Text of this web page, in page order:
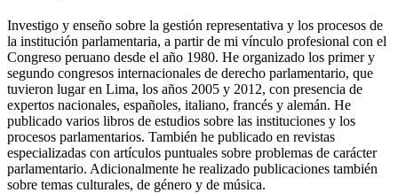
Investigo y enseño sobre la gestión representativa y los procesos de
la institución parlamentaria, a partir de mi vínculo profesional con el
Congreso peruano desde el año 1980. He organizado los primer y
segundo congresos internacionales de derecho parlamentario, que
tuvieron lugar en Lima, los años 2005 y 2012, con presencia de
expertos nacionales, españoles, italiano, francés y alemán. He
publicado varios libros de estudios sobre las instituciones y los
procesos parlamentarios. También he publicado en revistas
especializadas con artículos puntuales sobre problemas de carácter
parlamentario. Adicionalmente he realizado publicaciones también
sobre temas culturales, de género y de música.